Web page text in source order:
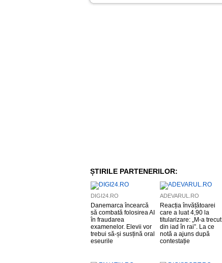
ȘTIRILE PARTENERILOR:
DIGI24.RO
Danemarca încearcă
să combată folosirea AI
în fraudarea
examenelor. Elevii vor
trebui să-și susțină oral
eseurile
ADEVARUL.RO
Reacția învățătoarei
care a luat 4,90 la
titularizare: „M-a trecut
din iad în rai”. La ce
notă a ajuns după
contestație